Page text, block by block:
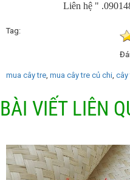
Liên hệ "
Tag
mua cây tre mua cây tre củ chi cây
BÀI VIẾT LIÊN